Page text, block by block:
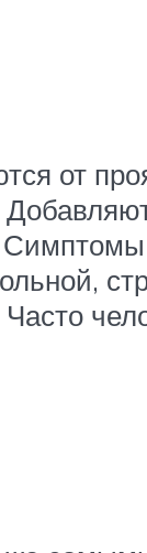
от
Часто